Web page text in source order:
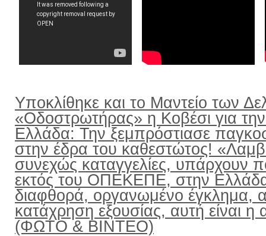
Υποκλίθηκε και το Μαντείο των
«Οδοστρωτήρας» η Κοβέσι για
Ελλάδα: Την ξεμπρόστιασε
στην έδρα του καθεστώτος!
συνεχώς καταγγελίες, υπάρχουν
εκτός του ΟΠΕΚΕΠΕ, στην
διαφθορά, οργανωμένο έγκλημα,
κατάχρηση εξουσίας, αυτή είναι η
(ΦΩΤΟ & ΒΙΝΤΕΟ)